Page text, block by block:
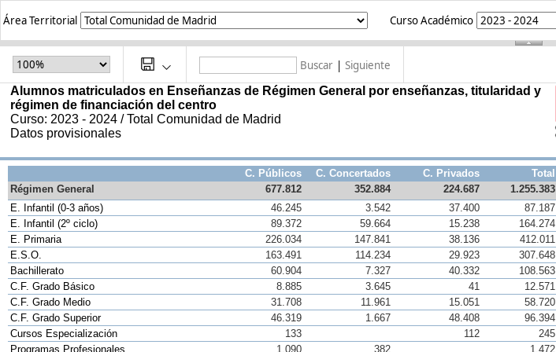
Área Territorial Curso Académico
Buscar | Siguiente
Alumnos matriculados en Enseñanzas de Régimen General por enseñanzas, titularidad y
régimen de financiación del centro
Curso: 2023 - 2024 / Total Comunidad de Madrid
Datos provisionales
C. Públicos C. Concertados C. Privados
Total
Régimen General
677.812 352.884 224.687
1.255.383
E. Infantil (0-3 años)
46.245 3.542 37.400
87.187
E. Infantil (2º ciclo)
89.372 59.664 15.238
164.274
E. Primaria
226.034 147.841 38.136
412.011
E.S.O.
163.491 114.234 29.923
307.648
Bachillerato
60.904 7.327 40.332
108.563
C.F. Grado Básico
8.885 3.645 41
12.571
C.F. Grado Medio
31.708 11.961 15.051
58.720
C.F. Grado Superior
46.319 1.667 48.408
96.394
Cursos Especialización
133 112
245
Programas Profesionales
1.090 382
1.472